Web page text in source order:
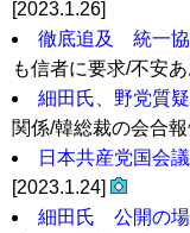
[2023.1.26]
徹底追及 統一
も信者に要求/不安
細田氏、野党質
関係/韓総裁の会合
日本共産党国会
[2023.1.24]
細田氏 公開の場